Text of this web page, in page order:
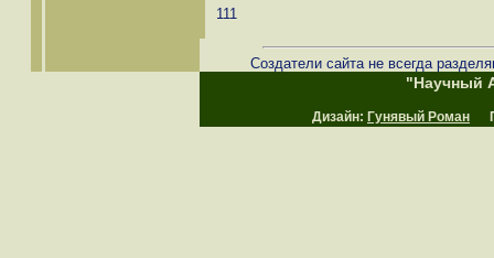
111
Создатели сайта не всегда
"Научный
Дизайн: Гунявый Роман